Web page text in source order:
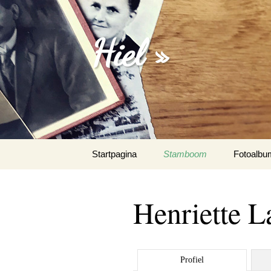
Hiel »
naar
Startpagina Stamboom
Henriette
Profiel